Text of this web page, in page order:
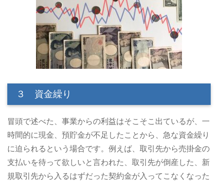
３ 資金繰り
冒頭で述べた、事業からの利益はそこそこ出ているが、一
時間的に現金、預貯金が不足したことから、急な資金繰り
に迫られるという場合です。例えば、取引先から売掛金の
支払いを待って欲しいと言われた、取引先が倒産した、新
規取引先から入るはずだった契約金が入ってこなくなった